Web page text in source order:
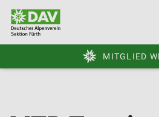
MITGLIED